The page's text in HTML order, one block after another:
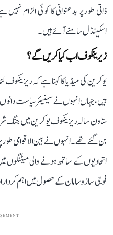
ذاتی طورپر بدعنوانی کا کوئی الزام
اسکینڈل سامنے آئے ہیں۔
زیرینکوف اب کیا کریں گے؟
یوکرین کی میڈیا کا کہنا ہے کہ
ہیں، جہاں انہوں نے سینیئر سیاست
ستاون سالہ ریزینکوف یوکرین میں
بن گئے تھے۔ انہوں نے بین الاقوامی طور
اتحادیوں کے ساتھ ہونے والی
فوجی ساز و سامان کے حصول میں اہم کردار